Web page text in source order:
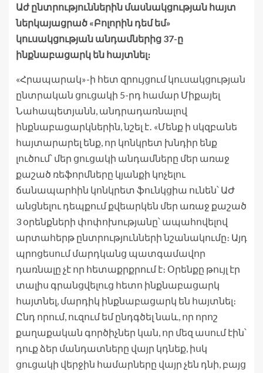
Աժ ընտրություններին մասնակցության հայտ
ներկայացրած «Բոլորին դեմ եմ»
կուսակցության անդամներից 37-ը
ինքնաբացարկ են հայտնել։
«Հրապարակ»-ի հետ զրույցում կուսակցության
ընտրական ցուցակի 5-րդ համար Միքայել
Նահապետյանն, անդրադառնալով
ինքնաբացարկներին, նշել է․ «Մենք ի սկզբանե
հայտարարել ենք, որ կոնկրետ խնդիր ենք
լուծում՝ մեր ցուցակի անդամները մեր առաջ
քաշած ռեֆորմները կյանքի կոչելու
ճանապարհին կոնկրետ ֆունկցիա ունեն՝ ԱԺ
անցնելու դեպքում քվեարկեն մեր առաջ քաշած
3 օրենքների փոփոխությանը՝ ապահովելով
արտահերթ ընտրությունների նշանակումը։ Այդ
պրոցեսում մարդկանց պատգամավոր
դառնալը չէ որ հետաքրքրում է։ Օրենքը թույլ էր
տալիս գրանցվելուց հետո ինքնաբացարկ
հայտնել, մարդիկ ինքնաբացարկ են հայտնել։
Ընդ որում, ուզում եմ ընդգծել նաև, որ որոշ
քաղաքական գործիչներ կան, որ մեզ ասում էին՝
դուք ձեր մանդատները վայր կդնեք, իսկ
ցուցակի վերջին համարները վայր չեն դնի, բայց